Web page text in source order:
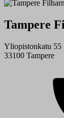
Tampere
Yliopistonkatu 55
33100 Tampere